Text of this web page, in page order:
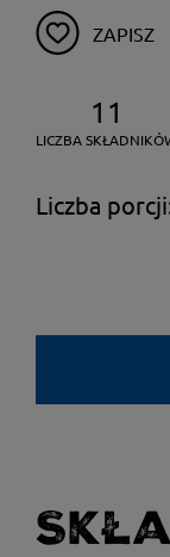
ZAPISZ
11
LICZBA
Liczba